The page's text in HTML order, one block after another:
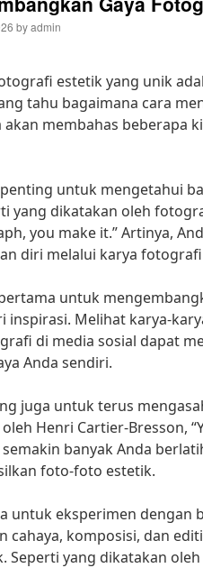
byadmin
estetik yang unik
tahu bagaimana cara
akan membahas beberapa
untuk mengetahui
yang dikatakan oleh
you make it.” Artinya,
diri melalui karya fotografi
untuk
inspirasi. Melihat karya-
di media sosial dapat
Anda sendiri.
juga untuk terus
Henri Cartier-Bresson,
banyak Anda
foto-foto estetik.
untuk eksperimen
cahaya, komposisi, dan
Seperti yang dikatakan